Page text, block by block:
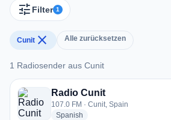
tune Filter 1
Cunit close Alle zurücksetzen
1 Radiosender aus Cunit
1 Radiosender aus Cunit
Radio Cunit
107.0 FM · Cunit, Spain
Spanish